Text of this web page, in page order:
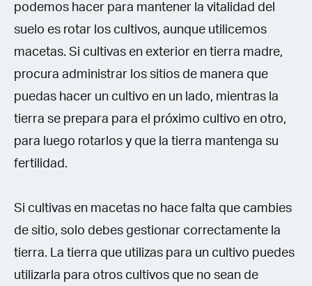
podemos hacer para mantener la vitalidad del
suelo es rotar los cultivos, aunque utilicemos
macetas. Si cultivas en exterior en tierra madre,
procura administrar los sitios de manera que
puedas hacer un cultivo en un lado, mientras la
tierra se prepara para el próximo cultivo en otro,
para luego rotarlos y que la tierra mantenga su
fertilidad.
Si cultivas en macetas no hace falta que cambies
de sitio, solo debes gestionar correctamente la
tierra. La tierra que utilizas para un cultivo puedes
utilizarla para otros cultivos que no sean de